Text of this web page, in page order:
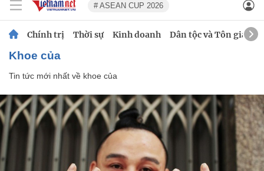
# ASEAN CUP 2026
Chính trị Thời sự Kinh doanh Dân tộc và Tôn giáo
khoe của
Tin tức mới nhất về khoe của